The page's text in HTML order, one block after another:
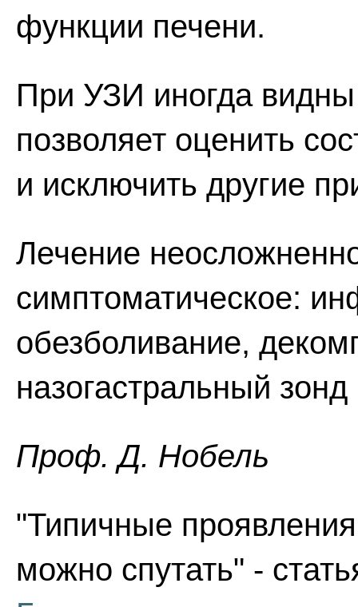
функции печени.
При УЗИ иногда
позволяет оценить
и исключить другие
Лечение
симптоматическое:
обезболивание,
назогастральный
Проф. Д. Нобель
"Типичные
можно спутать" -